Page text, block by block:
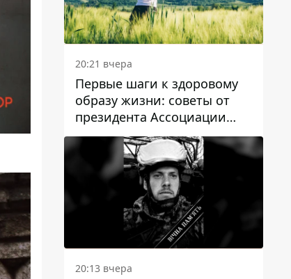
20:21 вчера
Первые шаги к здоровому
образу жизни: советы от
президента Ассоциации
диетологов Украины
20:13 вчера